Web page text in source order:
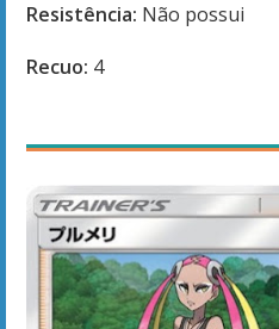
Resistência: Não possui
Recuo: 4